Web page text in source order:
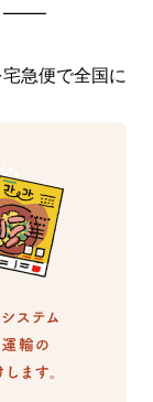
急便で全国に